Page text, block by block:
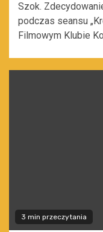
Szok.
podczas seansu
Filmowym Klubie
3 min przeczytania